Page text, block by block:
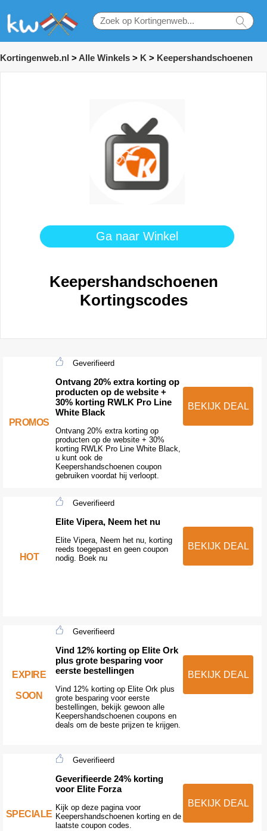
Kortingenweb.nl > Alle Winkels > K > Keepershandschoenen
Ga naar Winkel
Keepershandschoenen
Kortingscodes
PROMOS
Geverifieerd
Ontvang 20% extra korting op
producten op de website +
30% korting RWLK Pro Line
White Black
Ontvang 20% extra korting op
producten op de website + 30%
korting RWLK Pro Line White Black,
u kunt ook de
Keepershandschoenen coupon
gebruiken voordat hij verloopt.
BEKIJK DEAL
HOT
Geverifieerd
Elite Vipera, Neem het nu
Elite Vipera, Neem het nu, korting
reeds toegepast en geen coupon
nodig. Boek nu
BEKIJK DEAL
EXPIRE
SOON
Geverifieerd
Vind 12% korting op Elite Ork
plus grote besparing voor
eerste bestellingen
Vind 12% korting op Elite Ork plus
grote besparing voor eerste
bestellingen, bekijk gewoon alle
Keepershandschoenen coupons en
deals om de beste prijzen te krijgen.
BEKIJK DEAL
SPECIALE
Geverifieerd
Geverifieerde 24% korting
voor Elite Forza
Kijk op deze pagina voor
Keepershandschoenen korting en de
laatste coupon codes.
BEKIJK DEAL